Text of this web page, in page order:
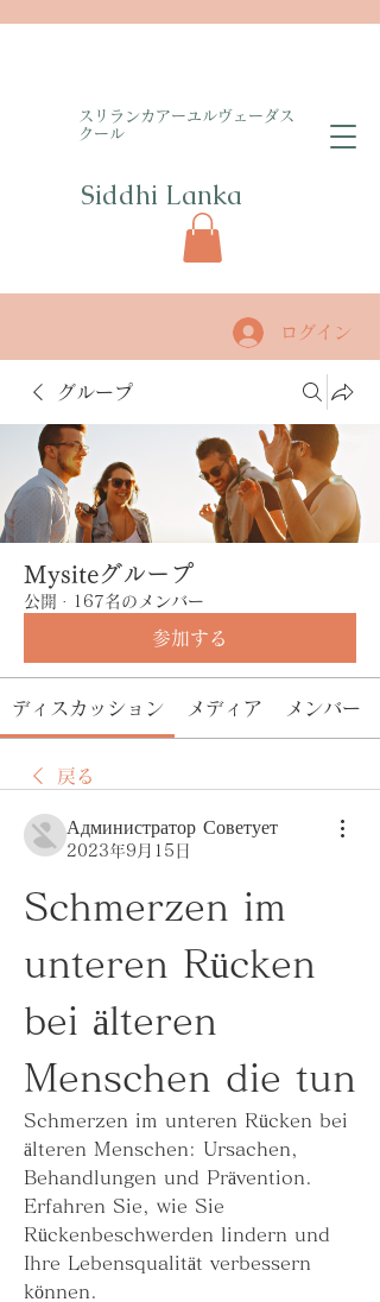
​スリランカアーユルヴェーダス
クール
Siddhi Lanka​
ログイン
グループ
Mysiteグループ
公開 · 167名のメンバー
参加する
ディスカッション メディア メンバー
戻る
Администратор Советует
2023年9月15日
Schmerzen im
unteren Rücken
bei älteren
Menschen die tun
Schmerzen im unteren Rücken bei
älteren Menschen: Ursachen,
Behandlungen und Prävention.
Erfahren Sie, wie Sie
Rückenbeschwerden lindern und
Ihre Lebensqualität verbessern
können.